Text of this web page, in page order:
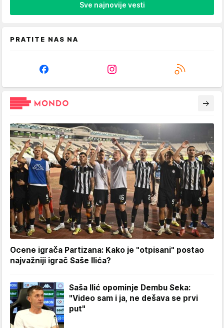
Sve najnovije vesti
PRATITE NAS NA
Ocene igrača Partizana: Kako je "otpisani" postao
najvažniji igrač Saše Ilića?
Saša Ilić opominje Dembu Seka:
"Video sam i ja, ne dešava se prvi
put"